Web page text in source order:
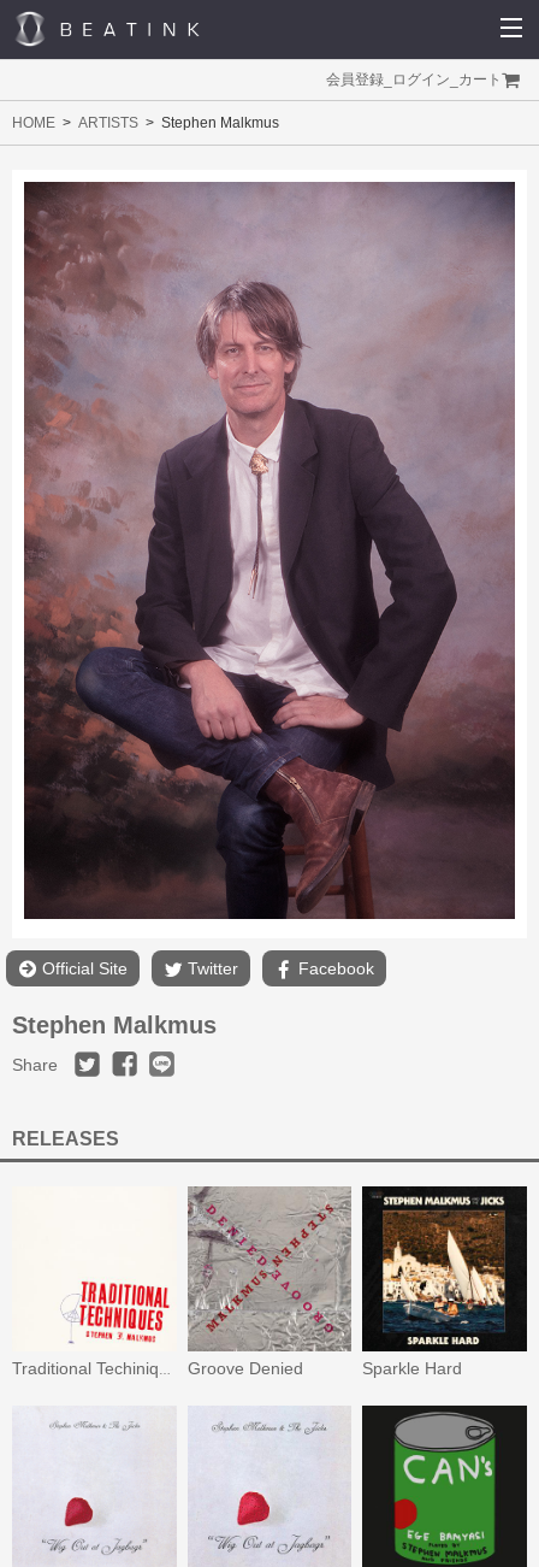
会員登録 ログイン カート
HOME ARTISTS Stephen Malkmus
Official Site Twitter Facebook
Stephen Malkmus
Share
RELEASES
Groove Denied Sparkle Hard